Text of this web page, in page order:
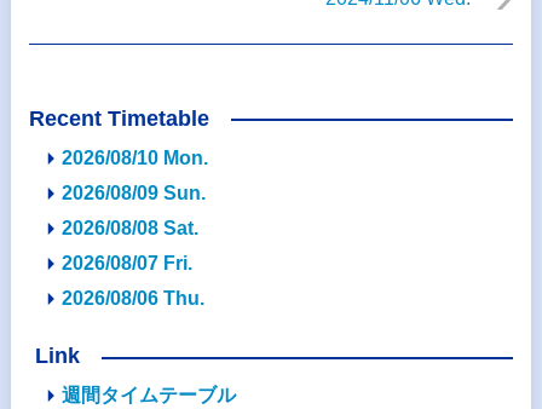
Recent Timetable
2026/08/10 Mon.
2026/08/09 Sun.
2026/08/08 Sat.
2026/08/07 Fri.
2026/08/06 Thu.
Link
週間タイムテーブル